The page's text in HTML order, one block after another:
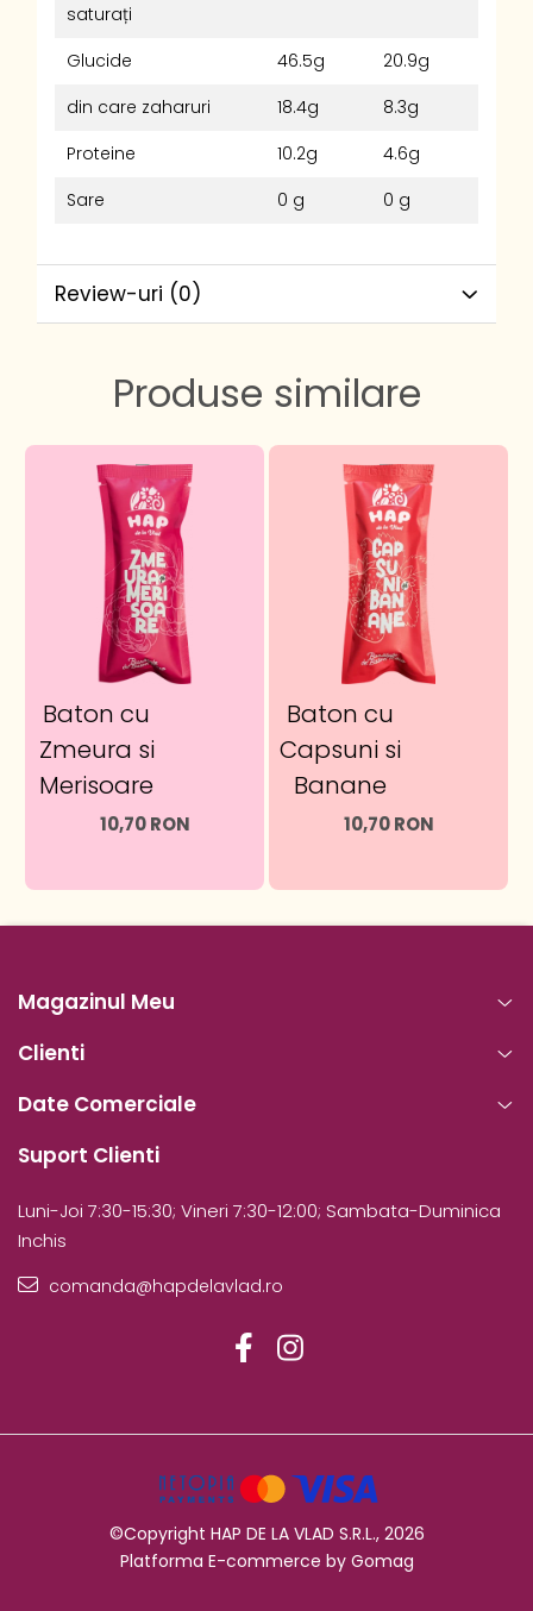
saturați
Glucide 46.5g
20.9g
din care zaharuri
18.4g
8.3g
Proteine
10.2g
4.6g
Sare
0 g 0 g
Review-uri (0)
Produse similare
Baton cu
Zmeura si
Merisoare
10,70 RON
Baton cu
Capsuni si
Banane
10,70 RON
Magazinul Meu
Clienti
Date Comerciale
Suport Clienti
Luni-Joi 7:30-15:30; Vineri 7:30-12:00; Sambata-Duminica
Inchis
comanda@hapdelavlad.ro
©Copyright HAP DE LA VLAD S.R.L., 2026
Platforma E-commerce by Gomag